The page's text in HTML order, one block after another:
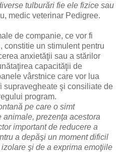
tulburări fie ele fizice sau
medic veterinar Pedigree.
de companie, ce vor fi
constitie un stimulent pentru
anxietăţii sau a stărilor
capacităţii de
vârstnice care vor lua
supravegheate şi consiliate de
program.
pe care o simt
prezenţa acestora
important de reducere a
a depăşi un moment dificil
şi de a exprima emoţiile